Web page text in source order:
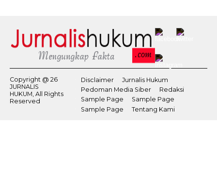
Copyright @ 26
JURNALIS
HUKUM, All Rights
Reserved
Disclaimer
Jurnalis Hukum
Pedoman Media Siber
Redaksi
Sample Page
Sample Page
Sample Page
Tentang Kami